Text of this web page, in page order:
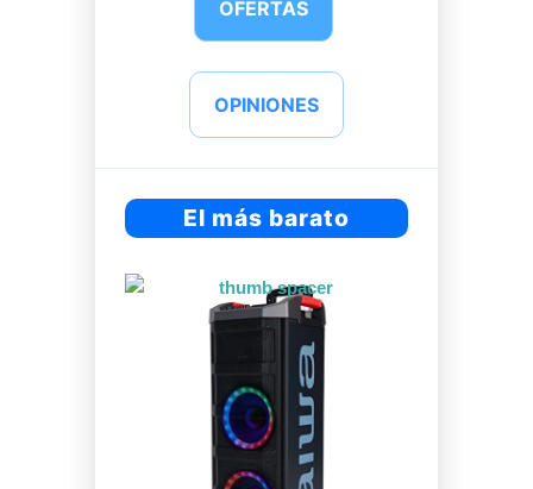
OFERTAS
OPINIONES
El más barato